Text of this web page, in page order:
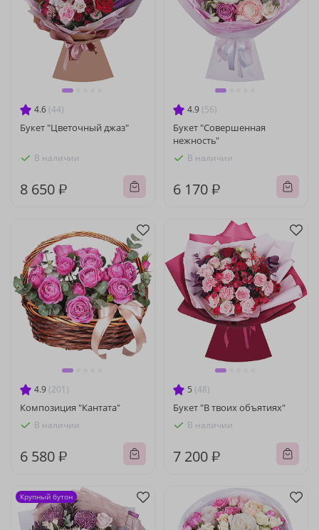
4.6 (44)
Букет "Цветочный джаз"
В наличии
8 650 ₽
4.9 (56)
Букет "Совершенная
нежность"
В наличии
6 170 ₽
4.9 (201)
Композиция "Кантата"
В наличии
6 580 ₽
5 (48)
Букет "В твоих объятиях"
В наличии
7 200 ₽
Крупный бутон